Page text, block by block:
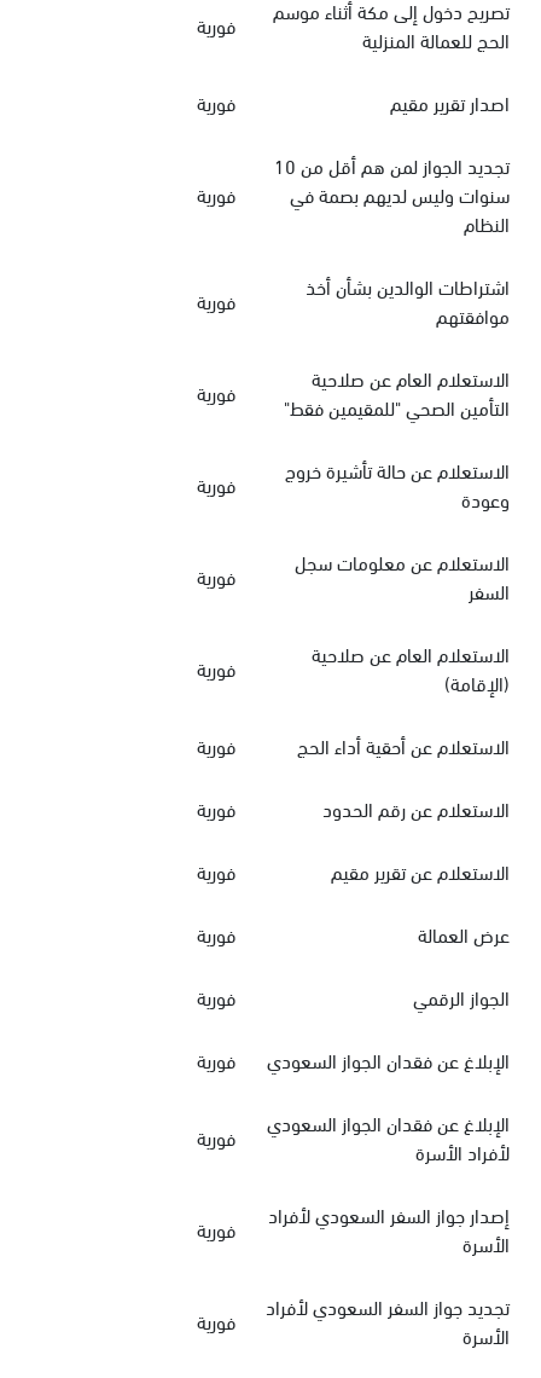
تصريح دخول إلى مكة أثناء موسم
الحج للعمالة المنزلية
فورية
اصدار تقرير مقيم
فورية
تجديد الجواز لمن هم أقل من 10
سنوات وليس لديهم بصمة في
النظام
فورية
اشتراطات الوالدين بشأن أخذ
موافقتهم
فورية
الاستعلام العام عن صلاحية
التأمين الصحي "للمقيمين فقط"
فورية
الاستعلام عن حالة تأشيرة خروج
وعودة
فورية
الاستعلام عن معلومات سجل
السفر
فورية
الاستعلام العام عن صلاحية
(الإقامة)
فورية
الاستعلام عن أحقية أداء الحج
فورية
الاستعلام عن رقم الحدود
فورية
الاستعلام عن تقرير مقيم
فورية
عرض العمالة
فورية
الجواز الرقمي
فورية
الإبلاغ عن فقدان الجواز السعودي
فورية
الإبلاغ عن فقدان الجواز السعودي
لأفراد الأسرة
فورية
‏إصدار جواز السفر السعودي‏‏ لأفراد
الأسرة
فورية
‏تجديد جواز السفر السعودي‏ لأفراد
الأسرة
فورية